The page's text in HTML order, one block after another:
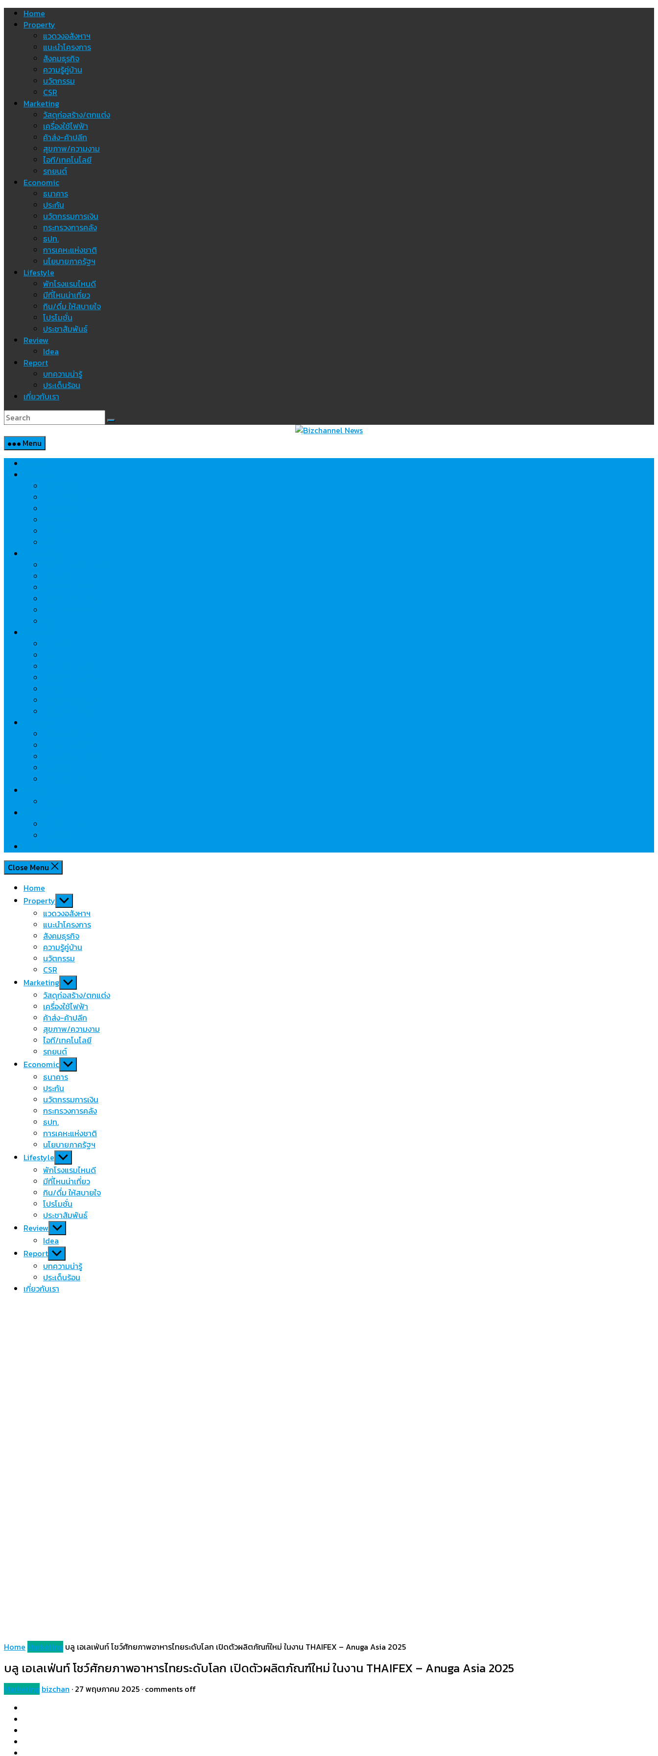
Skip Home
Property
แวดวงอสังหาฯ
แนะนำโครงการ
สังคมธุรกิจ
ความรู้คู่บ้าน
นวัตกรรม
CSR
Marketing
วัสดุก่อสร้าง/ตกแต่ง
เครื่องใช้ไฟฟ้า
ค้าส่ง-ค้าปลีก
สุขภาพ/ความงาม
ไอที/เทคโนโลยี
รถยนต์
Economic
ธนาคาร
ประกัน
นวัตกรรมการเงิน
กระทรวงการคลัง
ธปท.
การเคหะแห่งชาติ
นโยบายภาครัฐฯ
Lifestyle
พักโรงแรมไหนดี
มีที่ไหนน่าเที่ยว
กิน/ดื่ม ให้สบายใจ
โปรโมชั่น
ประชาสัมพันธ์
Review
Idea
Report
บทความน่ารู้
ประเด็นร้อน
เกี่ยวกับเรา
Menu
Close Menu
Home
Property Show
sub
menu
แวดวงอสังหาฯ
แนะนำโครงการ
สังคมธุรกิจ
ความรู้คู่บ้าน
นวัตกรรม
CSR
Marketing Show
sub
menu
วัสดุก่อสร้าง/ตกแต่ง
เครื่องใช้ไฟฟ้า
ค้าส่ง-ค้าปลีก
สุขภาพ/ความงาม
ไอที/เทคโนโลยี
รถยนต์
Economic Show
sub
menu
ธนาคาร
ประกัน
นวัตกรรมการเงิน
กระทรวงการคลัง
ธปท.
การเคหะแห่งชาติ
นโยบายภาครัฐฯ
Lifestyle Show
sub
menu
พักโรงแรมไหนดี
มีที่ไหนน่าเที่ยว
กิน/ดื่ม ให้สบายใจ
โปรโมชั่น
ประชาสัมพันธ์
Review Show
sub
menu
Idea
Report Show
sub
menu
บทความน่ารู้
ประเด็นร้อน
เกี่ยวกับเรา
Home Marketing บลู เอเลเฟ่นท์ โชว์ศักยภาพอาหารไทยระดับโลก เปิดตัวผลิตภัณฑ์ใหม่ ในงาน THAIFEX – Anuga Asia 2025
บลู เอเลเฟ่นท์ โชว์ศักยภาพอาหารไทยระดับโลก เปิดตัวผลิตภัณฑ์ใหม่ ในงาน THAIFEX – Anuga Asia 2025
Marketing bizchan · 27 พฤษภาคม 2025 · comments off